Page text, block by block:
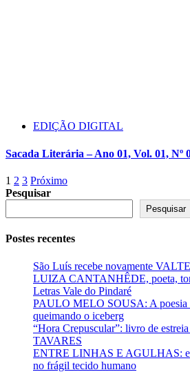
EDIÇÃO DIGITAL
Sacada Literária – Ano 01, Vol. 01, Nº
Paginação
de
posts
1 2 3 Próximo
Pesquisar
Pesquisar
Postes recentes
São Luís recebe novamente
LUIZA CANTANHÊDE, poeta,
Letras Vale do Pindaré
PAULO MELO SOUSA: A poesia
queimando o iceberg
“Hora Crepuscular”: livro de
TAVARES
ENTRE LINHAS E AGULHAS:
no frágil tecido humano